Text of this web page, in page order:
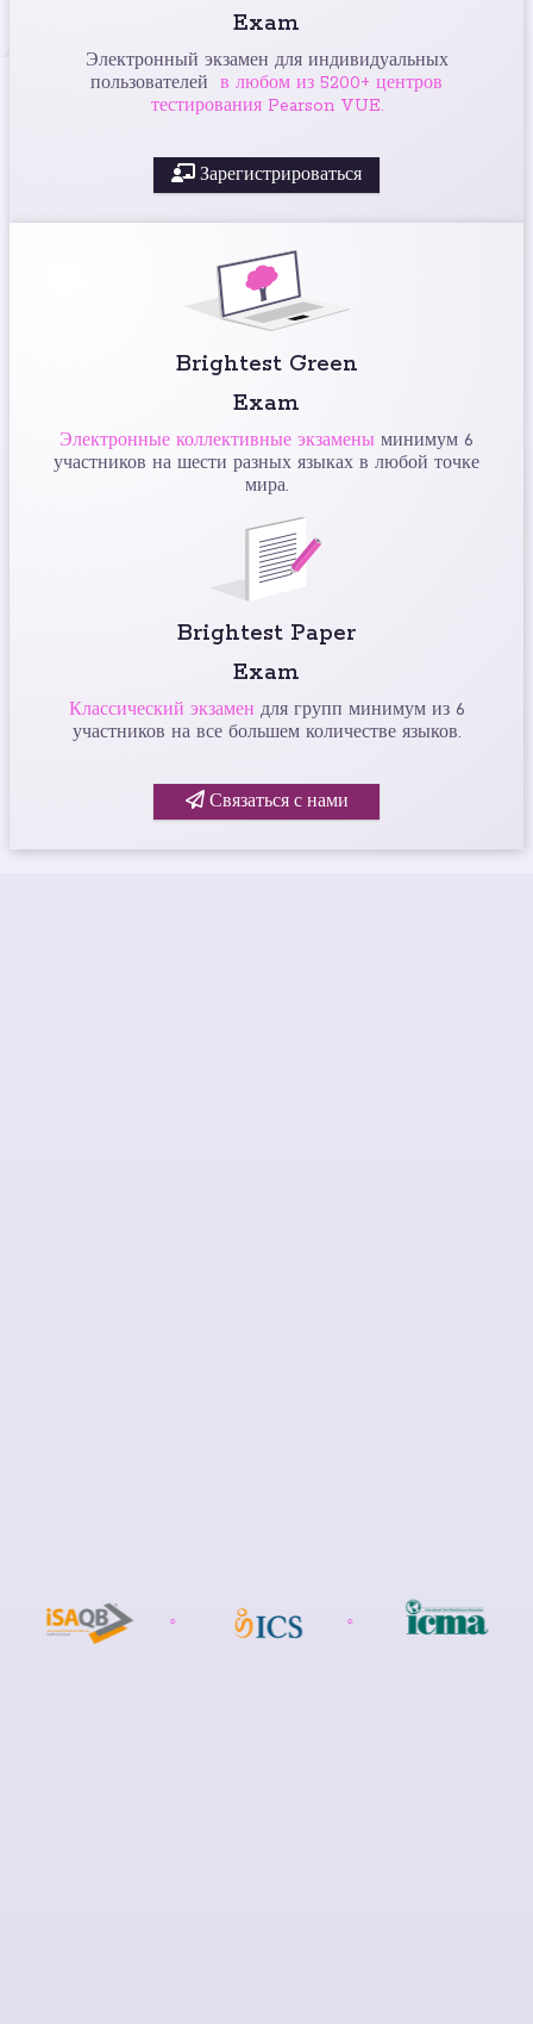
Exam
Электронный экзамен для индивидуальных
пользователей
в любом из 5200+ центров
тестирования Pearson VUE.
Зарегистрироваться
Brightest Green
Exam
Электронные коллективные экзамены минимум 6
участников на шести разных языках в любой точке
мира.
Brightest Paper
Exam
Классический экзамен для групп минимум из 6
участников на все большем количестве языков.
Связаться с нами